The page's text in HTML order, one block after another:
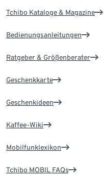
Tchibo Kataloge & Magazine
Bedienungsanleitungen
Ratgeber & Größenberater
Geschenkkarte
Geschenkideen
Kaffee-Wiki
Mobilfunklexikon
Tchibo MOBIL FAQs